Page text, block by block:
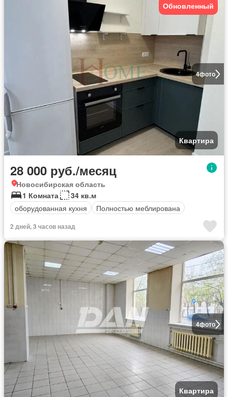
4фото
Обновленный
Квартира
28 000 руб./месяц
Новосибирская область
1 Комната
34 кв.м
оборудованная кухня
Полностью меблирована
2 дней, 3 часов назад
4фото
Квартира